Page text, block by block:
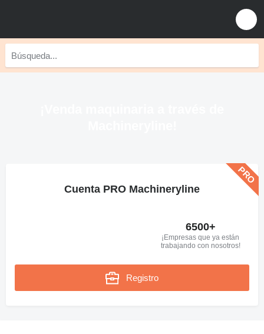
Cuenta PRO Machineryline
6500+
¡Empresas que ya están
trabajando con nosotros!
Registro